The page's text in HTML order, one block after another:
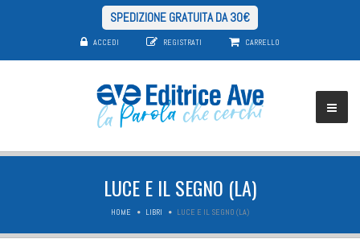
SPEDIZIONE GRATUITA DA 30€
ACCEDI REGISTRATI CARRELLO
LUCE E IL SEGNO (LA)
HOME LIBRI LUCE E IL SEGNO (LA)